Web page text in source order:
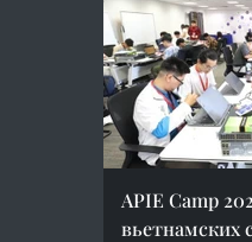
APIE Camp
вьетнамских